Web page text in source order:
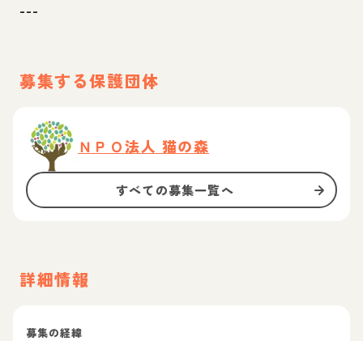
---
募集する保護団体
ＮＰＯ法人 猫の森
すべての募集一覧へ
詳細情報
募集の経緯